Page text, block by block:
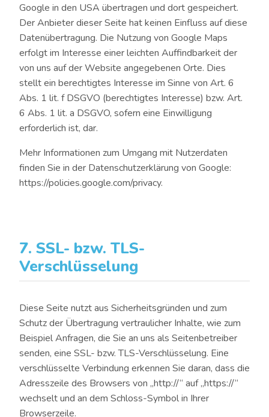
Google in den USA übertragen und dort gespeichert.
Der Anbieter dieser Seite hat keinen Einfluss auf diese
Datenübertragung. Die Nutzung von Google Maps
erfolgt im Interesse einer leichten Auffindbarkeit der
von uns auf der Website angegebenen Orte. Dies
stellt ein berechtigtes Interesse im Sinne von Art. 6
Abs. 1 lit. f DSGVO (berechtigtes Interesse) bzw. Art.
6 Abs. 1 lit. a DSGVO, sofern eine Einwilligung
erforderlich ist, dar.
Mehr Informationen zum Umgang mit Nutzerdaten
finden Sie in der Datenschutzerklärung von Google:
https://policies.google.com/privacy.
7. SSL- bzw. TLS-
Verschlüsselung
Diese Seite nutzt aus Sicherheitsgründen und zum
Schutz der Übertragung vertraulicher Inhalte, wie zum
Beispiel Anfragen, die Sie an uns als Seitenbetreiber
senden, eine SSL- bzw. TLS-Verschlüsselung. Eine
verschlüsselte Verbindung erkennen Sie daran, dass die
Adresszeile des Browsers von „http://“ auf „https://“
wechselt und an dem Schloss-Symbol in Ihrer
Browserzeile.